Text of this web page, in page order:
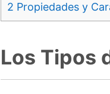
2 Propiedades y
Los Tipos